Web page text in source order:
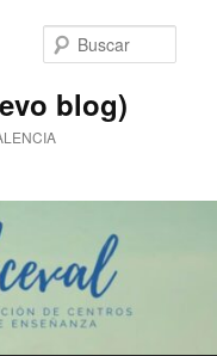
blog)